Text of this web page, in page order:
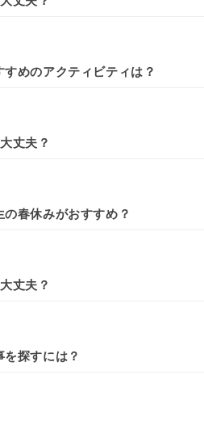
めのアクティビティは？
丈夫？
の春休みがおすすめ？
丈夫？
探すには？